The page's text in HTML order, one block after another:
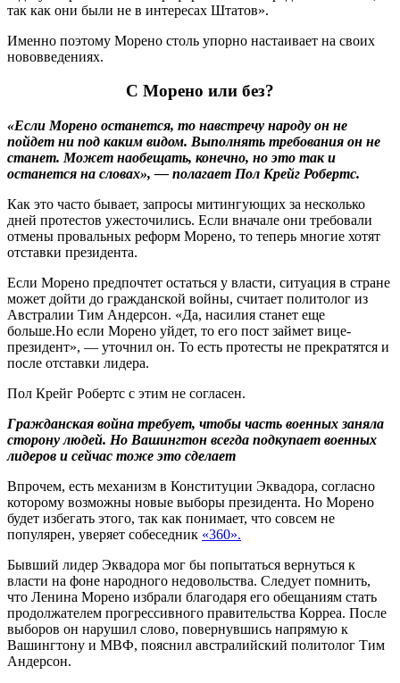
так как они были не в интересах Штатов».
Именно поэтому Морено столь упорно настаивает на своих
нововведениях.
С Морено или без?
«Если Морено останется, то навстречу народу он не
пойдет ни под каким видом. Выполнять требования он не
станет. Может наобещать, конечно, но это так и
останется на словах», — полагает Пол Крейг Робертс.
Как это часто бывает, запросы митингующих за несколько
дней протестов ужесточились. Если вначале они требовали
отмены провальных реформ Морено, то теперь многие хотят
отставки президента.
Если Морено предпочтет остаться у власти, ситуация в стране
может дойти до гражданской войны, считает политолог из
Австралии Тим Андерсон. «Да, насилия станет еще
больше.Но если Морено уйдет, то его пост займет вице-
президент», — уточнил он. То есть протесты не прекратятся и
после отставки лидера.
Пол Крейг Робертс с этим не согласен.
Гражданская война требует, чтобы часть военных заняла
сторону людей. Но Вашингтон всегда подкупает военных
лидеров и сейчас тоже это сделает
Впрочем, есть механизм в Конституции Эквадора, согласно
которому возможны новые выборы президента. Но Морено
будет избегать этого, так как понимает, что совсем не
популярен, уверяет собеседник «360».
Бывший лидер Эквадора мог бы попытаться вернуться к
власти на фоне народного недовольства. Следует помнить,
что Ленина Морено избрали благодаря его обещаниям стать
продолжателем прогрессивного правительства Корреа. После
выборов он нарушил слово, повернувшись напрямую к
Вашингтону и МВФ, пояснил австралийский политолог Тим
Андерсон.